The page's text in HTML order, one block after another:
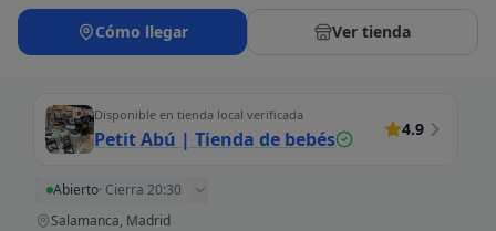
Cómo llegar Ver tienda
Disponible en tienda local verificada
Petit Abú | Tienda de bebés 4.9
Abierto· Cierra 20:30
Salamanca, Madrid